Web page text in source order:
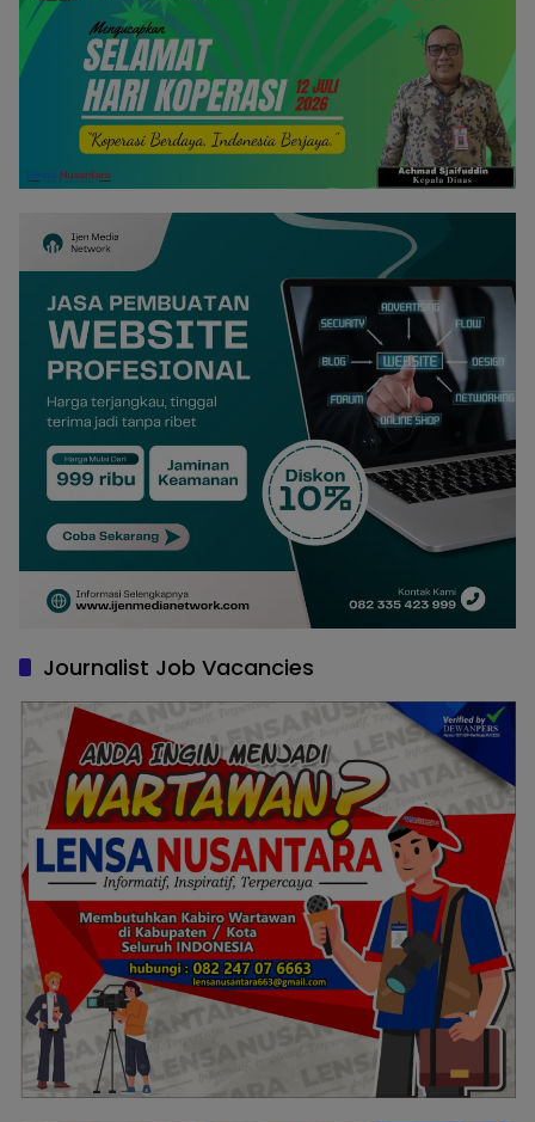
Journalist Job Vacancies